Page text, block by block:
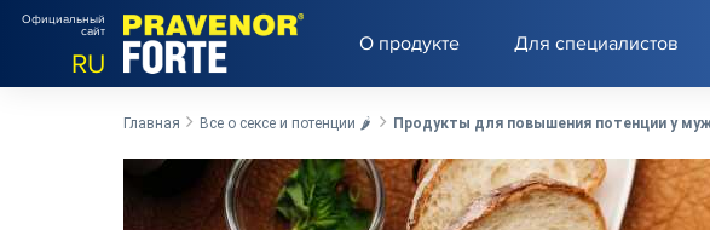
RU
Официальный
сайт
О продукте Для специалистов
Главная Все о сексе и потенции 🌶️ Продукты для повышения потенции у